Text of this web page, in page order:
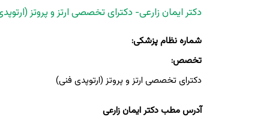
دکتر ایمان زارعی- دکترای تخصصی ارتز و پروتز
شماره نظام پزشکی:
تخصص:
دکترای تخصصی ارتز و پروتز (ارتوپدی فنی)
آدرس مطب دکتر ایمان زارعی